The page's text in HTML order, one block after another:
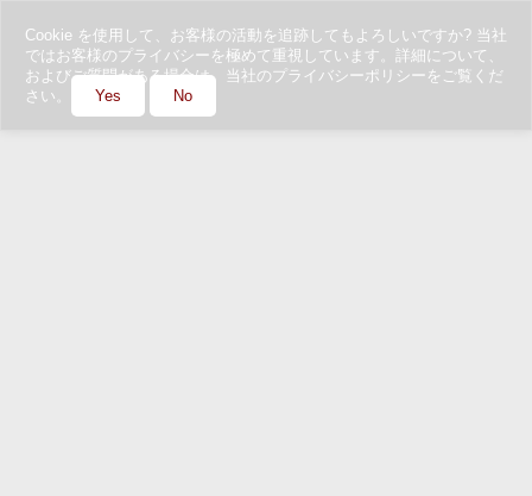
Cookie を使用して、お客様の活動を追跡してもよろしいですか? 当社
ではお客様のプライバシーを極めて重視しています。詳細について、
およびご質問がある場合は、当社のプライバシーポリシーをご覧くだ
さい。
Yes No